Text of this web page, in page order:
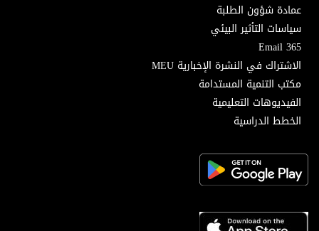
عمادة شؤون الطلبة
سياسات التأثير البيئي
Email 365
الاشتراك في النشرة الإخبارية MEU
مكتب التنمية المستدامة
الفيديوهات التعليمية
الخطط الدراسية